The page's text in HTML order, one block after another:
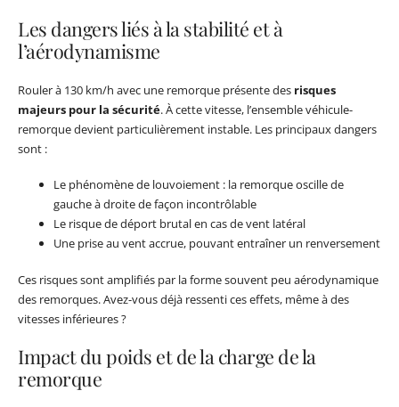
Les dangers liés à la stabilité et à
l’aérodynamisme
Rouler à 130 km/h avec une remorque présente des risques
majeurs pour la sécurité. À cette vitesse, l’ensemble véhicule-
remorque devient particulièrement instable. Les principaux dangers
sont :
Le phénomène de louvoiement : la remorque oscille de
gauche à droite de façon incontrôlable
Le risque de déport brutal en cas de vent latéral
Une prise au vent accrue, pouvant entraîner un renversement
Ces risques sont amplifiés par la forme souvent peu aérodynamique
des remorques. Avez-vous déjà ressenti ces effets, même à des
vitesses inférieures ?
Impact du poids et de la charge de la
remorque